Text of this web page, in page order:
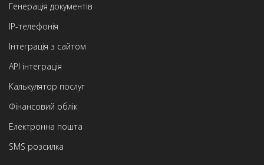
Генерація документів
IP-телефонія
Інтеграція з сайтом
API інтеграція
Калькулятор послуг
Фінансовий облік
Електронна пошта
SMS розсилка